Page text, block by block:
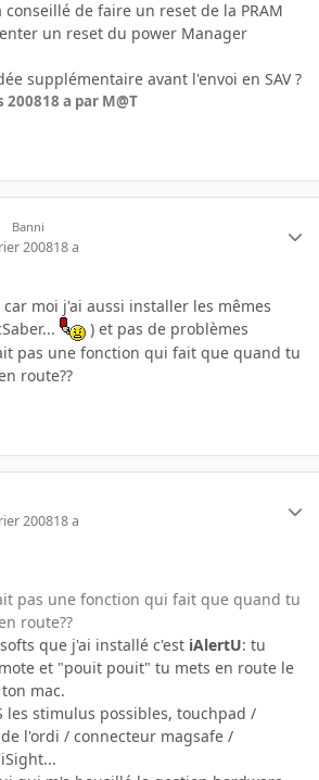
de faire un reset de la PRAM
un reset du power Manager
supplémentaire avant l'envoi en SAV ?
200818 a par M@T
Banni
200818 a
moi j'ai aussi installer les mêmes
) et pas de problèmes
pas une fonction qui fait que quand tu
route??
200818 a
pas une fonction qui fait que quand tu
route??
que j'ai installé c'est iAlertU: tu
et "pouit pouit" tu mets en route le
mac.
les stimulus possibles, touchpad /
l'ordi / connecteur magsafe /